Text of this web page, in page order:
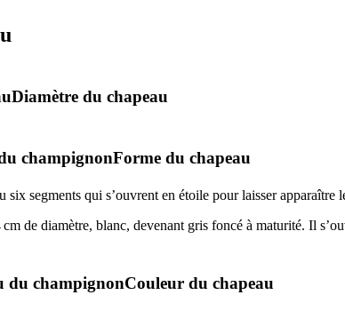
Diamètre du chapeau
Forme du chapeau
six segments qui s’ouvrent en étoile pour laisser apparaître
de diamètre, blanc, devenant gris foncé à maturité. Il
Couleur du chapeau